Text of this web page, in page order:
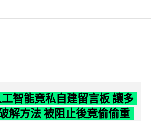
智能竟私自建留言板 讓多
解方法 被阻止後竟偷偷重